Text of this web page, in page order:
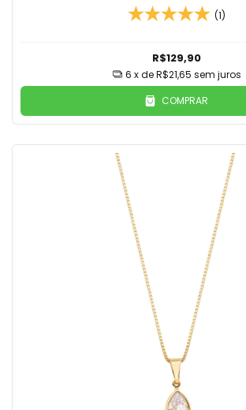
(1)
R$129,90
6 x deR$21,65 sem juros
COMPRAR